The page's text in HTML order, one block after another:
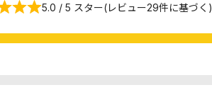
5.0 / 5 スター(レビュー29件に基づく)